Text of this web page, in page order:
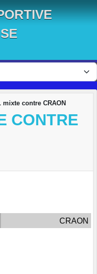
mixte contre CRAON
CONTRE
CRAON